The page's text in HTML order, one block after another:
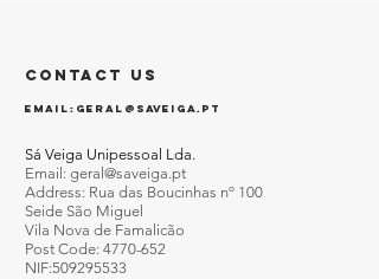
CONTACT US
EMAIL: GERAL@SAVEIGA.PT
Sá Veiga Unipessoal Lda.
Email: geral@saveiga.pt
Address: Rua das Boucinhas nº 100
Seide São Miguel
Vila Nova de Famalicão
Post Code: 4770-652
NIF:509295533